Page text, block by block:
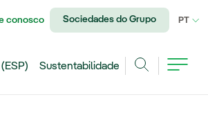
conosco Sociedades do Grupo PT
Sustentabilidade